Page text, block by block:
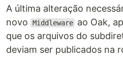
A última alteração
novo
Middleware ao Oak,
que os arquivos do
deviam ser publicados na